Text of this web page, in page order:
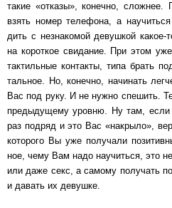
такие «от­ка­зы», ко­неч­но,
взять номер те­ле­фо­на, а
дить с не­зна­ко­мой де­вуш­кой
на ко­рот­кое сви­да­ние. При этом
так­тиль­ные кон­так­ты, типа брать
таль­ное. Но, ко­неч­но, на­чи­нать
Вас под руку. И не нуж­но спе­шить.
пре­ды­ду­ще­му уровню. Ну там, ес­ли
раз под­ряд и это Вас «нак­ры­ло»,
ко­то­ро­го Вы уже по­лу­ча­ли
ное, чему Вам надо на­учить­ся, это
или да­же секс, а са­мо­му по­лу­чать
и да­вать их де­вуш­ке.